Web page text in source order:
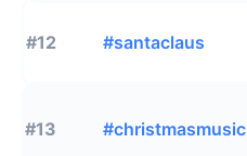
#12 #santaclaus
#13 #christmasmusic